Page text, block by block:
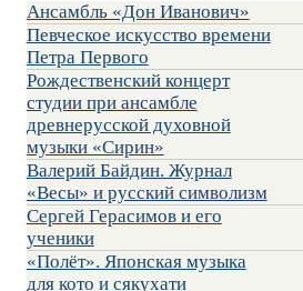
Ансамбль «Дон Иванович»
Певческое искусство времени
Петра Первого
Рождественский концерт
студии при ансамбле
древнерусской духовной
музыки «Сирин»
Валерий Байдин. Журнал
«Весы» и русский символизм
Сергей Герасимов и его
ученики
«Полёт». Японская музыка
для кото и сякухати